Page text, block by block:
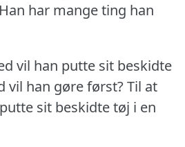
Han har mange ting han
vil han putte sit beskidte
vil han gøre først?Til at
sit beskidte tøj i en